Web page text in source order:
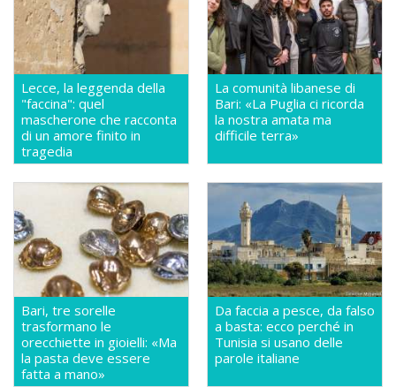
Lecce, la leggenda della
"faccina": quel
mascherone che racconta
di un amore finito in
tragedia
La comunità libanese di
Bari: «La Puglia ci ricorda
la nostra amata ma
difficile terra»
Bari, tre sorelle
trasformano le
orecchiette in gioielli: «Ma
la pasta deve essere
fatta a mano»
Da faccia a pesce, da falso
a basta: ecco perché in
Tunisia si usano delle
parole italiane